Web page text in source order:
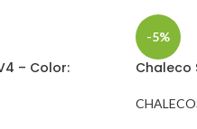
– Color:
-5%
Chaleco